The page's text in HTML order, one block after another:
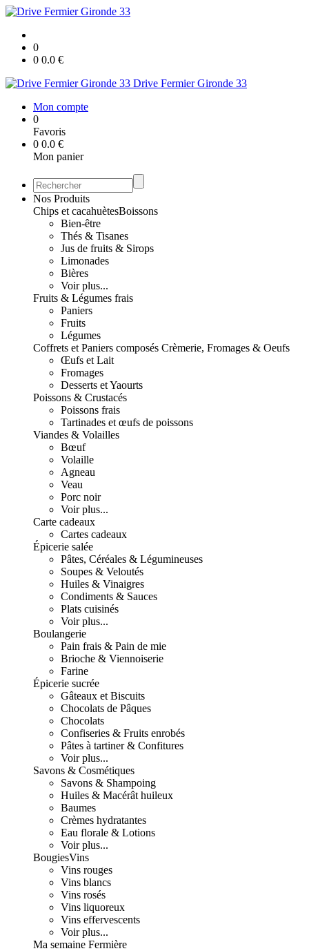
0
0 0.0 €
Drive Fermier Gironde 33
Mon compte
0
Favoris
0 0.0 €
Mon panier
Nos Produits
Chips et cacahuètesBoissons
Bien-être
Thés & Tisanes
Jus de fruits & Sirops
Limonades
Bières
Voir plus...
Fruits & Légumes frais
Paniers
Fruits
Légumes
Coffrets et Paniers composés Crèmerie, Fromages & Oeufs
Œufs et Lait
Fromages
Desserts et Yaourts
Poissons & Crustacés
Poissons frais
Tartinades et œufs de poissons
Viandes & Volailles
Bœuf
Volaille
Agneau
Veau
Porc noir
Voir plus...
Carte cadeaux
Cartes cadeaux
Épicerie salée
Pâtes, Céréales & Légumineuses
Soupes & Veloutés
Huiles & Vinaigres
Condiments & Sauces
Plats cuisinés
Voir plus...
Boulangerie
Pain frais & Pain de mie
Brioche & Viennoiserie
Farine
Épicerie sucrée
Gâteaux et Biscuits
Chocolats de Pâques
Chocolats
Confiseries & Fruits enrobés
Pâtes à tartiner & Confitures
Voir plus...
Savons & Cosmétiques
Savons & Shampoing
Huiles & Macérât huileux
Baumes
Crèmes hydratantes
Eau florale & Lotions
Voir plus...
BougiesVins
Vins rouges
Vins blancs
Vins rosés
Vins liquoreux
Vins effervescents
Voir plus...
Ma semaine Fermière